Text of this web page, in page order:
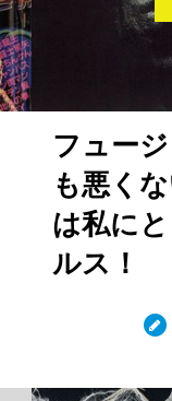
フュー
も悪く
は私に
ルス！